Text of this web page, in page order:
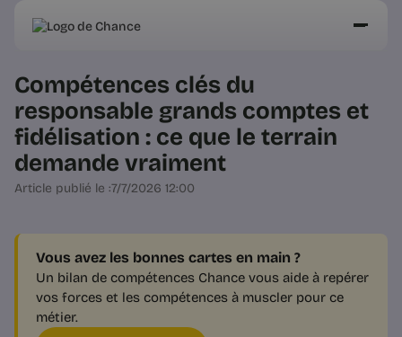
Compétences clés du
responsable grands comptes et
fidélisation : ce que le terrain
demande vraiment
Article publié le :7/7/2026 12:00
Vous avez les bonnes cartes en main ?
Un bilan de compétences Chance vous aide à repérer
vos forces et les compétences à muscler pour ce
métier.